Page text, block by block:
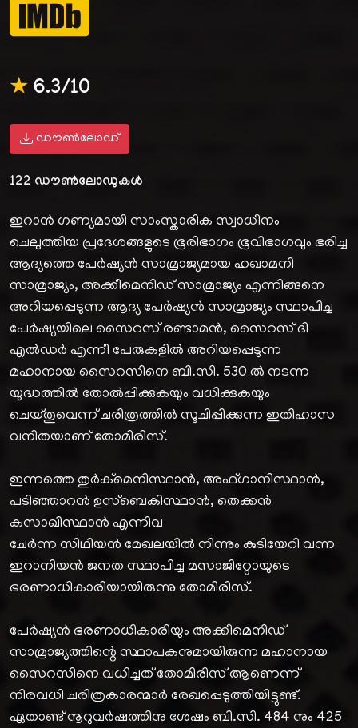
★6.3/10
ഡൗൺലോഡ്
122 ഡൗൺലോഡുകൾ
ഇറാൻ ഗണ്യമായി സാംസ്കാരിക സ്വാധീനം
ചെലുത്തിയ പ്രദേശങ്ങളുടെ ഭൂരിഭാഗം ഭൂവിഭാഗവും ഭരിച്ച
ആദ്യത്തെ പേർഷ്യൻ സാമ്രാജ്യമായ ഹഖാമനി
സാമ്രാജ്യം, അക്കീമെനിഡ് സാമ്രാജ്യം എന്നിങ്ങനെ
അറിയപ്പെടുന്ന ആദ്യ പേർഷ്യൻ സാമ്രാജ്യം സ്ഥാപിച്ച
പേർഷ്യയിലെ സൈറസ് രണ്ടാമൻ, സൈറസ് ദി
എൽഡർ എന്നീ പേരുകളിൽ അറിയപ്പെടുന്ന
മഹാനായ സൈറസിനെ ബി.സി. 530 ൽ നടന്ന
യുദ്ധത്തിൽ തോൽപ്പിക്കുകയും വധിക്കുകയും
ചെയ്തുവെന്ന് ചരിത്രത്തിൽ സൂചിപ്പിക്കുന്ന ഇതിഹാസ
വനിതയാണ് തോമിരിസ്‌.
ഇന്നത്തെ തുർക്മെനിസ്ഥാൻ, അഫ്ഗാനിസ്ഥാൻ,
പടിഞ്ഞാറൻ ഉസ്ബെകിസ്ഥാൻ, തെക്കൻ
കസാഖിസ്ഥാൻ എന്നിവ
ചേർന്ന സിഥിയൻ മേഖലയിൽ നിന്നും കുടിയേറി വന്ന
ഇറാനിയൻ ജനത സ്ഥാപിച്ച മസാജിറ്റോയുടെ
ഭരണാധികാരിയായിരുന്നു തോമിരിസ്.
പേർഷ്യൻ ഭരണാധികാരിയും അക്കീമെനിഡ്
സാമ്രാജ്യത്തിന്റെ സ്ഥാപകനുമായിരുന്ന മഹാനായ
സൈറസിനെ വധിച്ചത് തോമിരിസ് ആണെന്ന്
നിരവധി ചരിത്രകാരന്മാർ രേഖപ്പെടുത്തിയിട്ടുണ്ട്.
ഏതാണ്ട് നൂറുവർഷത്തിനു ശേഷം ബി.സി. 484 നും 425